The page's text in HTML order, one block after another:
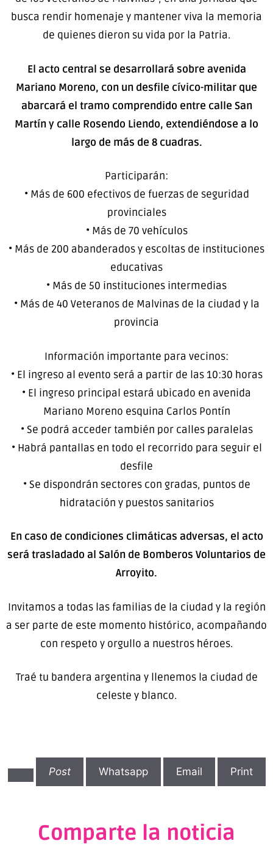
busca rendir homenaje y mantener viva la memoria
de quienes dieron su vida por la Patria.
El acto central se desarrollará sobre avenida
Mariano Moreno, con un desfile cívico-militar que
abarcará el tramo comprendido entre calle San
Martín y calle Rosendo Liendo, extendiéndose a lo
largo de más de 8 cuadras.
Participarán:
• Más de 600 efectivos de fuerzas de seguridad
provinciales
• Más de 70 vehículos
• Más de 200 abanderados y escoltas de instituciones
educativas
• Más de 50 instituciones intermedias
• Más de 40 Veteranos de Malvinas de la ciudad y la
provincia
Información importante para vecinos:
• El ingreso al evento será a partir de las 10:30 horas
• El ingreso principal estará ubicado en avenida
Mariano Moreno esquina Carlos Pontín
• Se podrá acceder también por calles paralelas
• Habrá pantallas en todo el recorrido para seguir el
desfile
• Se dispondrán sectores con gradas, puntos de
hidratación y puestos sanitarios
En caso de condiciones climáticas adversas, el acto
será trasladado al Salón de Bomberos Voluntarios de
Arroyito.
Invitamos a todas las familias de la ciudad y la región
a ser parte de este momento histórico, acompañando
con respeto y orgullo a nuestros héroes.
Traé tu bandera argentina y llenemos la ciudad de
celeste y blanco.
Post Whatsapp Email Print
Comparte la noticia